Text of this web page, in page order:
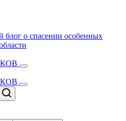
блог о спасении особенных